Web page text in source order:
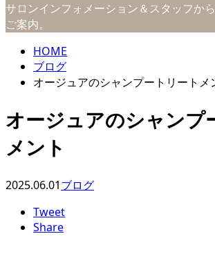
サロンインフォメーション＆スタッフか
ご案内。
HOME
ブログ
オージュアのシャンプートリートメ
オージュアのシャンプ
メント
2025.06.01ブログ
Tweet
Share